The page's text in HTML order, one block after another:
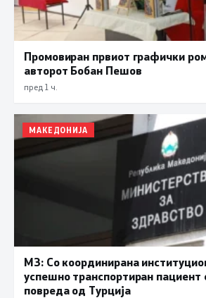
Промовиран првиот графички
авторот Бобан Пешов
пред 1 ч.
МАКЕДОНИЈА
МЗ: Со координирана
успешно транспортиран пациент
повреда од Турција